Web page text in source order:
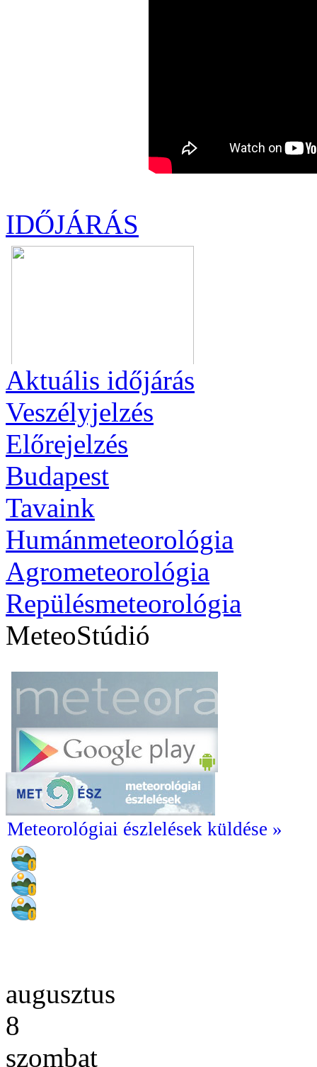
IDŐJÁRÁS
Aktuális időjárás
Veszélyjelzés
Előrejelzés
Budapest
Tavaink
Humánmeteorológia
Agrometeorológia
Repülésmeteorológia
MeteoStúdió
Meteorológiai észlelések küldése »
augusztus
8
szombat